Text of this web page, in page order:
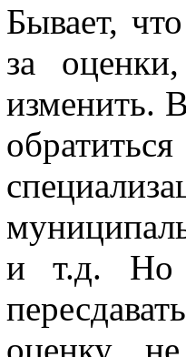
Бывает,
за
изменить.
и т.д. Но
оценку